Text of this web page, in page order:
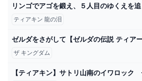
ティアキン 龍の泪
ザ キングダム